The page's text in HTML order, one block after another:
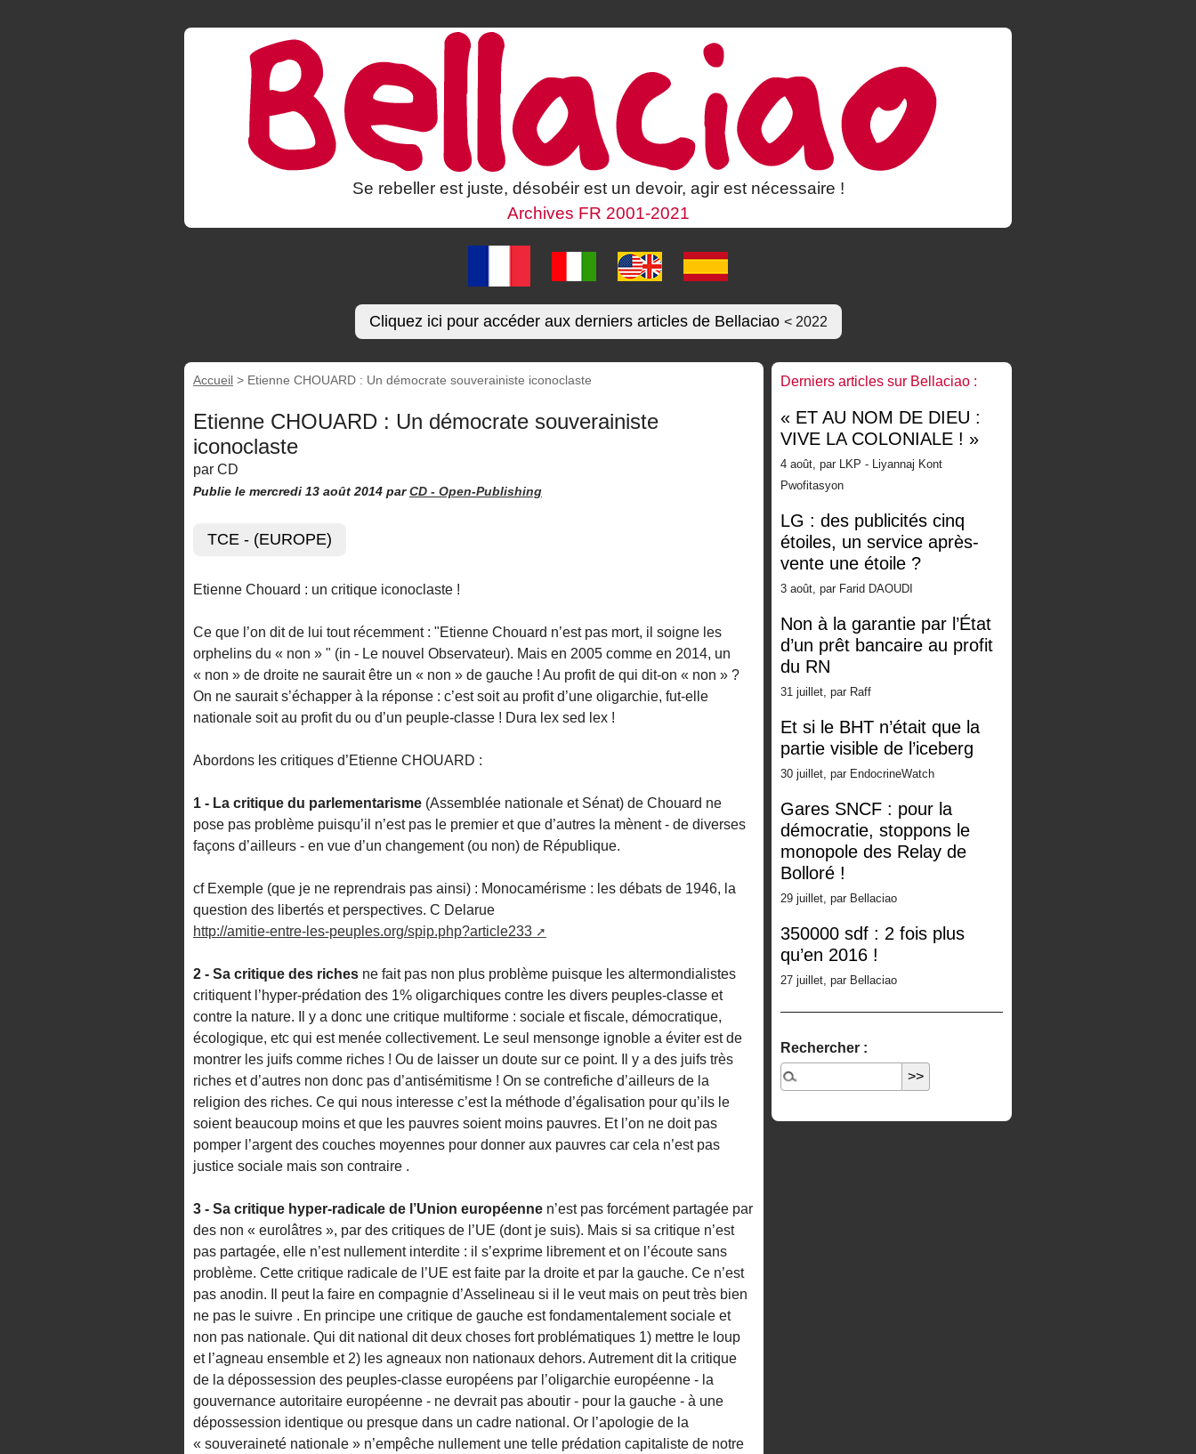
Se rebeller est juste, désobéir est un devoir, agir est nécessaire !
Archives FR 2001-2021
Cliquez ici pour accéder aux derniers articles de Bellaciao < 2022
Accueil > Etienne CHOUARD : Un démocrate souverainiste iconoclaste
Etienne CHOUARD : Un démocrate souverainiste
iconoclaste
par CD
Publie le mercredi 13 août 2014 parCD - Open-Publishing
TCE - (EUROPE)
Etienne Chouard : un critique iconoclaste !
Ce que l’on dit de lui tout récemment : "Etienne Chouard n’est pas mort, il soigne les
orphelins du « non » " (in - Le nouvel Observateur). Mais en 2005 comme en 2014, un
« non » de droite ne saurait être un « non » de gauche ! Au profit de qui dit-on « non » ?
On ne saurait s’échapper à la réponse : c’est soit au profit d’une oligarchie, fut-elle
nationale soit au profit du ou d’un peuple-classe ! Dura lex sed lex !
Abordons les critiques d’Etienne CHOUARD :
1 - La critique du parlementarisme (Assemblée nationale et Sénat) de Chouard ne
pose pas problème puisqu’il n’est pas le premier et que d’autres la mènent - de diverses
façons d’ailleurs - en vue d’un changement (ou non) de République.
cf Exemple (que je ne reprendrais pas ainsi) : Monocamérisme : les débats de 1946, la
question des libertés et perspectives. C Delarue
http://amitie-entre-les-peuples.org/spip.php?article233
2 - Sa critique des riches ne fait pas non plus problème puisque les altermondialistes
critiquent l’hyper-prédation des 1% oligarchiques contre les divers peuples-classe et
contre la nature. Il y a donc une critique multiforme : sociale et fiscale, démocratique,
écologique, etc qui est menée collectivement. Le seul mensonge ignoble a éviter est de
montrer les juifs comme riches ! Ou de laisser un doute sur ce point. Il y a des juifs très
riches et d’autres non donc pas d’antisémitisme ! On se contrefiche d’ailleurs de la
religion des riches. Ce qui nous interesse c’est la méthode d’égalisation pour qu’ils le
soient beaucoup moins et que les pauvres soient moins pauvres. Et l’on ne doit pas
pomper l’argent des couches moyennes pour donner aux pauvres car cela n’est pas
justice sociale mais son contraire .
3 - Sa critique hyper-radicale de l’Union européenne n’est pas forcément partagée par
des non « eurolâtres », par des critiques de l’UE (dont je suis). Mais si sa critique n’est
pas partagée, elle n’est nullement interdite : il s’exprime librement et on l’écoute sans
problème. Cette critique radicale de l’UE est faite par la droite et par la gauche. Ce n’est
pas anodin. Il peut la faire en compagnie d’Asselineau si il le veut mais on peut très bien
ne pas le suivre . En principe une critique de gauche est fondamentalement sociale et
non pas nationale. Qui dit national dit deux choses fort problématiques 1) mettre le loup
et l’agneau ensemble et 2) les agneaux non nationaux dehors. Autrement dit la critique
de la dépossession des peuples-classe européens par l’oligarchie européenne - la
gouvernance autoritaire européenne - ne devrait pas aboutir - pour la gauche - à une
dépossession identique ou presque dans un cadre national. Or l’apologie de la
« souveraineté nationale » n’empêche nullement une telle prédation capitaliste de notre
Derniers articles sur Bellaciao :
« ET AU NOM DE DIEU :
VIVE LA COLONIALE ! »
4 août, par LKP - Liyannaj Kont
Pwofitasyon
LG : des publicités cinq
étoiles, un service après-
vente une étoile ?
3 août, par Farid DAOUDI
Non à la garantie par l’État
d’un prêt bancaire au profit
du RN
31 juillet, par Raff
Et si le BHT n’était que la
partie visible de l’iceberg
30 juillet, par EndocrineWatch
Gares SNCF : pour la
démocratie, stoppons le
monopole des Relay de
Bolloré !
29 juillet, par Bellaciao
350000 sdf : 2 fois plus
qu’en 2016 !
27 juillet, par Bellaciao
Rechercher :